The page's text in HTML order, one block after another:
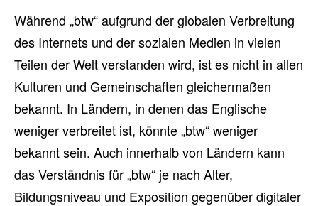
Während „btw“ aufgrund der globalen Verbreitung
des Internets und der sozialen Medien in vielen
Teilen der Welt verstanden wird, ist es nicht in allen
Kulturen und Gemeinschaften gleichermaßen
bekannt. In Ländern, in denen das Englische
weniger verbreitet ist, könnte „btw“ weniger
bekannt sein. Auch innerhalb von Ländern kann
das Verständnis für „btw“ je nach Alter,
Bildungsniveau und Exposition gegenüber digitaler